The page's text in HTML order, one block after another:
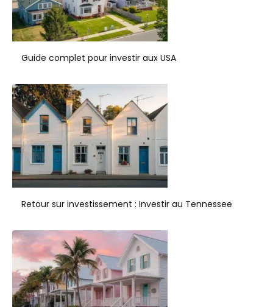
Guide complet pour investir aux USA
Retour sur investissement : Investir au Tennessee